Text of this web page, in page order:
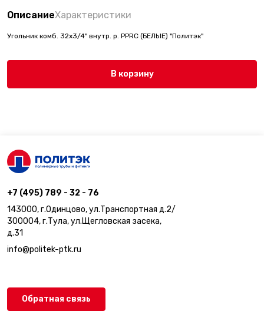
ОписаниеХарактеристики
Угольник комб. 32х3/4" внутр. р. PPRC (БЕЛЫЕ) "Политэк"
В корзину
+7 (495) 789 - 32 - 76
143000, г.Одинцово, ул.Транспортная д.2/
300004, г.Тула, ул.Щегловская засека,
д.31
info@politek-ptk.ru
Обратная связь